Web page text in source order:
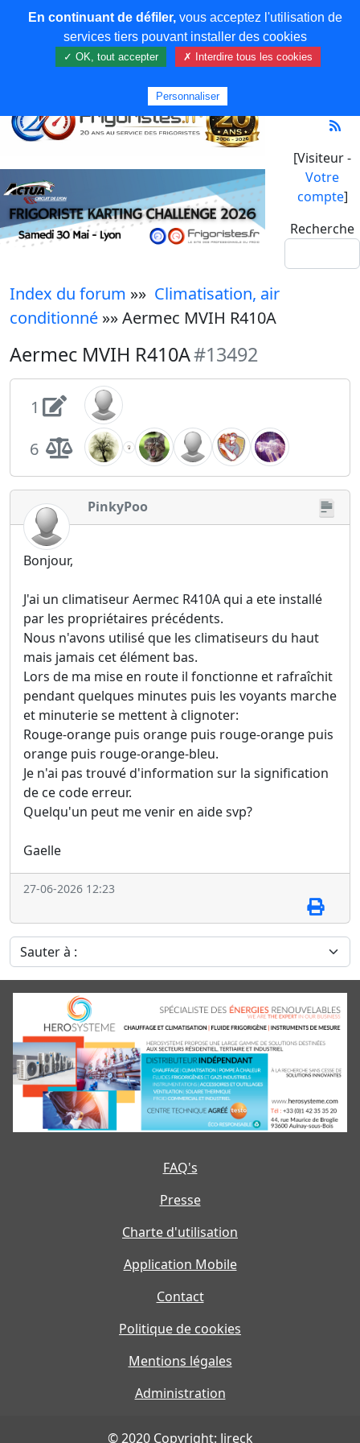
[Visiteur -
Votre
compte]
Recherche
Index du forum »» Climatisation, air
conditionné »» Aermec MVIH R410A
Aermec MVIH R410A#13492
1
6
PinkyPoo
Bonjour,
J'ai un climatiseur Aermec R410A qui a ete installé
par les propriétaires précédents.
Nous n'avons utilisé que les climatiseurs du haut
mais jamais cet élément bas.
Lors de ma mise en route il fonctionne et rafraîchit
pendant quelques minutes puis les voyants marche
et minuterie se mettent à clignoter:
Rouge-orange puis orange puis rouge-orange puis
orange puis rouge-orange-bleu.
Je n'ai pas trouvé d'information sur la signification
de ce code erreur.
Quelqu'un peut me venir en aide svp?
Gaelle
27-06-2026 12:23
Sauter à :
FAQ's
Presse
Charte d'utilisation
Application Mobile
Contact
Politique de cookies
Mentions légales
Administration
© 2020 Copyright: Jireck
En continuant de défiler,vous acceptez l'utilisation de
services tiers pouvant installer des cookies
✓ OK, tout accepter ✗ Interdire tous les cookies
Personnaliser